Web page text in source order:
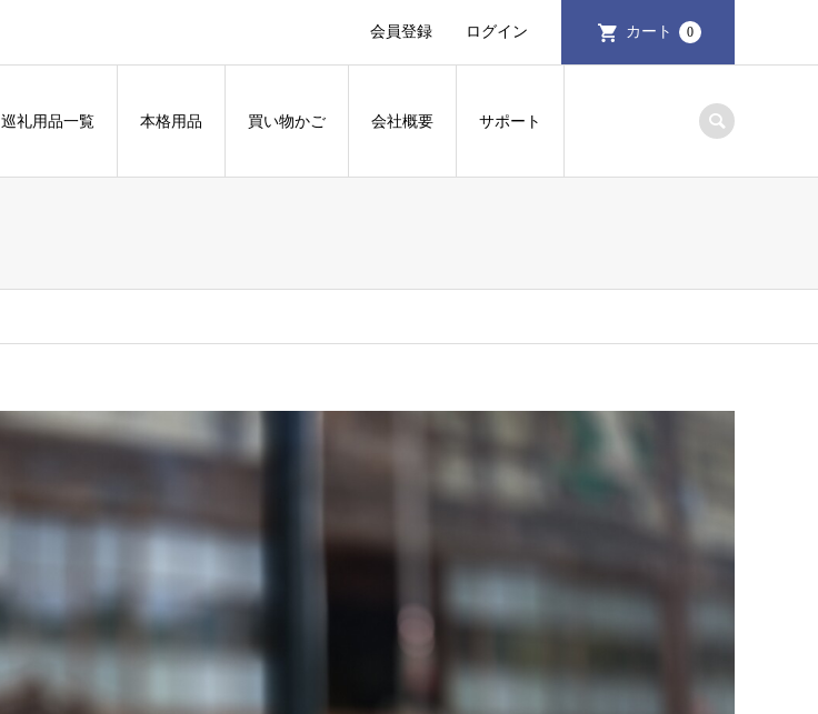
会員登録 ログイン カート 0
巡礼用品一覧 本格用品 買い物かご 会社概要 サポート